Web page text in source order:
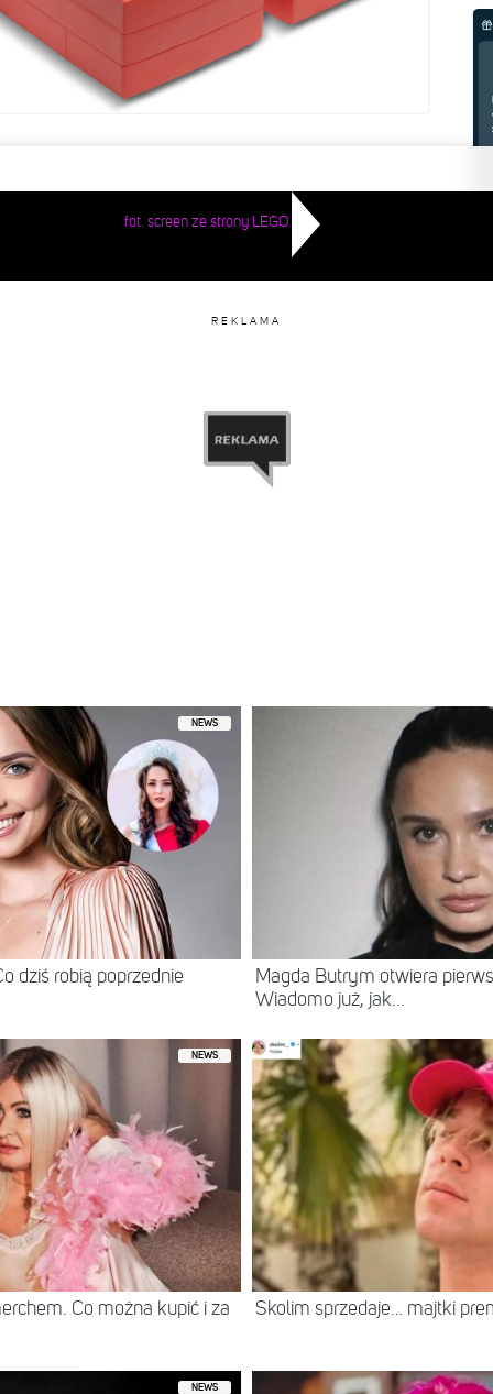
fot. screen ze strony LEGO
REKLAMA
NEWS
dziś robią poprzednie
Magda Butrym otwiera
Wiadomo już, jak...
NEWS
Co można kupić i za Skolim sprzedaje… majtki
NEWS